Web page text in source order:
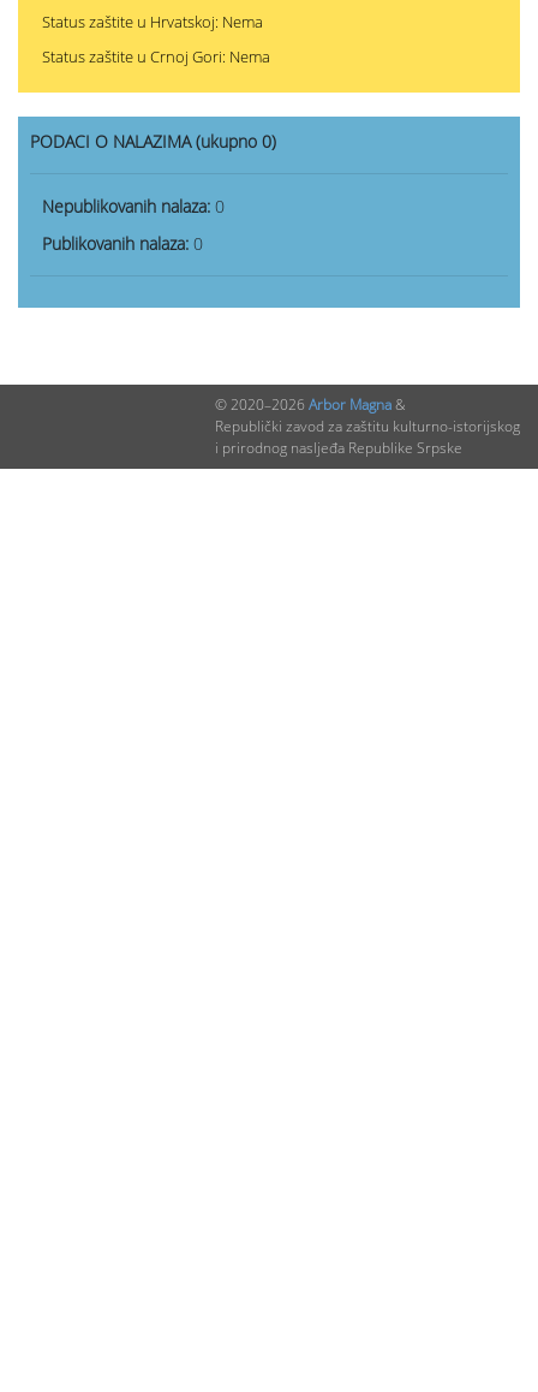
Status zaštite u Hrvatskoj: Nema
Status zaštite u Crnoj Gori: Nema
PODACI O NALAZIMA (ukupno 0)
Nepublikovanih nalaza: 0
Publikovanih nalaza: 0
© 2020–2026 Arbor Magna&
Republički zavod za zaštitu kulturno-istorijskog
i prirodnog nasljeđa Republike Srpske